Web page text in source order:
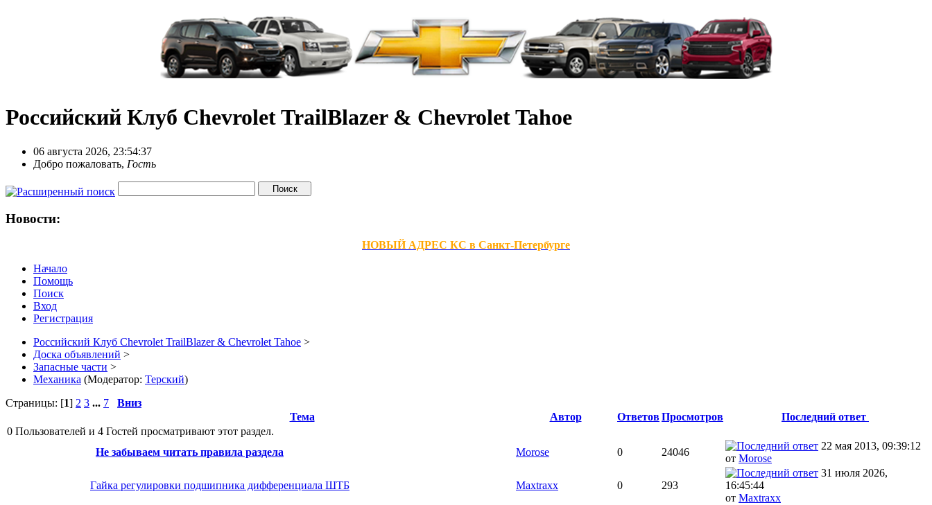
Российский Клуб Chevrolet TrailBlazer & Chevrolet Tahoe
06 августа 2026, 23:54:37
Добро пожаловать, Гость
Новости:
НОВЫЙ АДРЕС КС в Санкт-Петербурге
Начало
Помощь
Поиск
Вход
Регистрация
Российский Клуб Chevrolet TrailBlazer & Chevrolet Tahoe >
Доска объявлений >
Запасные части >
Механика (Модератор: Терский)
Страницы: [1] 2 3 ... 7
Вниз
Тема
Автор ОтветовПросмотров
Последний ответ
0 Пользователей и 4 Гостей просматривают этот раздел.
Не забываем читать правила раздела
Morose 0 24046
22 мая 2013, 09:39:12
от Morose
Гайка регулировки подшипника дифференциала ШТБ Maxtraxx 0 293
31 июля 2026,
16:45:44
от Maxtraxx